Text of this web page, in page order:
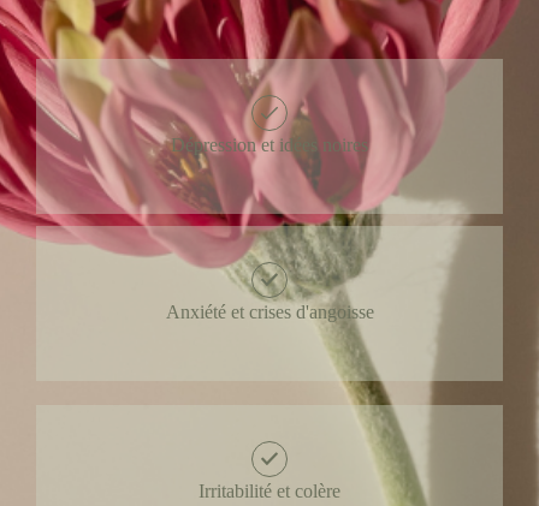
Dépression et idées noires
Anxiété et crises d'angoisse
Irritabilité et colère